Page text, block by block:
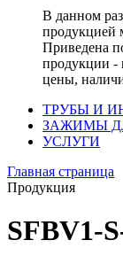
В данном
продукцией
Приведена
продукции -
цены,
ТРУБЫ И
ЗАЖИМЫ
УСЛУГИ
Главная страница
Продукция
SFBV1-